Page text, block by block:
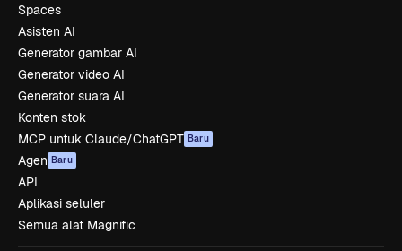
Spaces
Asisten AI
Generator gambar AI
Generator video AI
Generator suara AI
Konten stok
MCP untuk Claude/ChatGPT Baru
Agen Baru
API
Aplikasi seluler
Semua alat Magnific